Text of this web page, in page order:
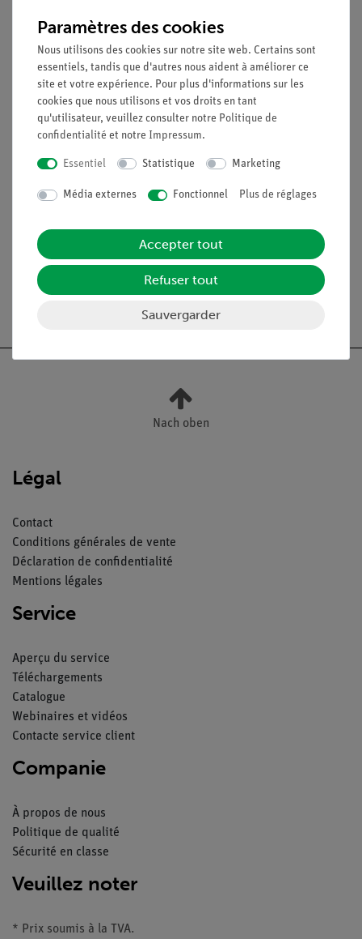
Contenu de livraison
XR 4.0 Appareil à
rayons X, 35 kV
09057-
99
1
XR 4.0 X-ray Plug-in
avec tube en cuivre (Cu)
51
XR 4.0 Kit d’extension
09185-
1
Nach oben
Légal
Contact
Conditions générales de vente
Déclaration de confidentialité
Mentions légales
Service
Aperçu du service
Téléchargements
Catalogue
Webinaires et vidéos
Contacte service client
Companie
À propos de nous
Politique de qualité
Sécurité en classe
Veuillez noter
* Prix soumis à la TVA.
Paramètres des cookies
Nous utilisons des cookies sur notre site web. Certains sont
essentiels, tandis que d'autres nous aident à améliorer ce
site et votre expérience. Pour plus d'informations sur les
cookies que nous utilisons et vos droits en tant
qu'utilisateur, veuillez consulter notre Politique de
confidentialité et notre Impressum.
Essentiel Statistique Marketing
Média externes Fonctionnel Plus de réglages
Accepter tout
Refuser tout
Sauvergarder